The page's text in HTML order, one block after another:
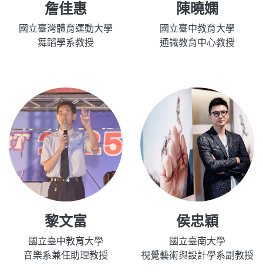
詹佳惠
國立臺灣體育運動大學
舞蹈學系教授
陳曉嫻
國立臺中教育大學
通識教育中心教授
黎文富
國立臺中教育大學
音樂系兼任助理教授
侯忠穎
國立臺南大學
視覺藝術與設計學系副教授